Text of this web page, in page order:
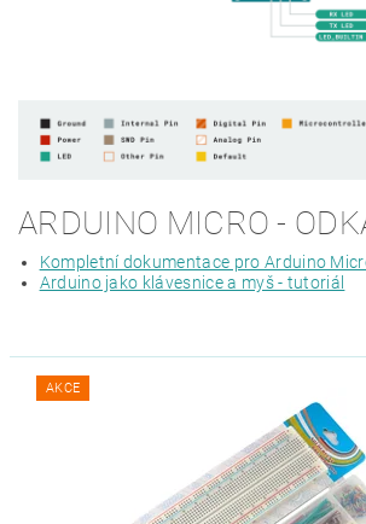
ARDUINO MICRO -
Kompletní dokumentace pro Arduino
Arduino jako klávesnice a myš - tutoriál
AKCE